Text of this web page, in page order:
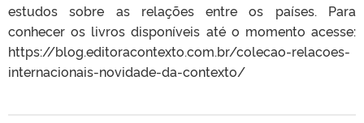
estudos sobre as relações entre os países. Para
conhecer os livros disponíveis até o momento acesse:
https://blog.editoracontexto.com.br/colecao-relacoes-
internacionais-novidade-da-contexto/